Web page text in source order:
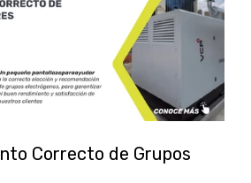
Correcto de Grupos